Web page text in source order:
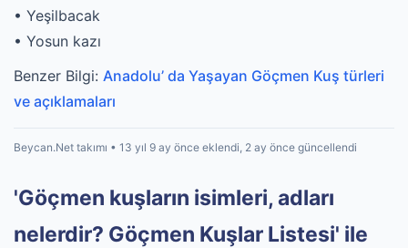
• Yeşilbacak
• Yosun kazı
Benzer Bilgi: Anadolu’ da Yaşayan Göçmen Kuş türleri
ve açıklamaları
Beycan.Net takımı • 13 yıl 9 ay önce eklendi, 2 ay önce güncellendi
'Göçmen kuşların isimleri, adları
nelerdir? Göçmen Kuşlar Listesi' ile